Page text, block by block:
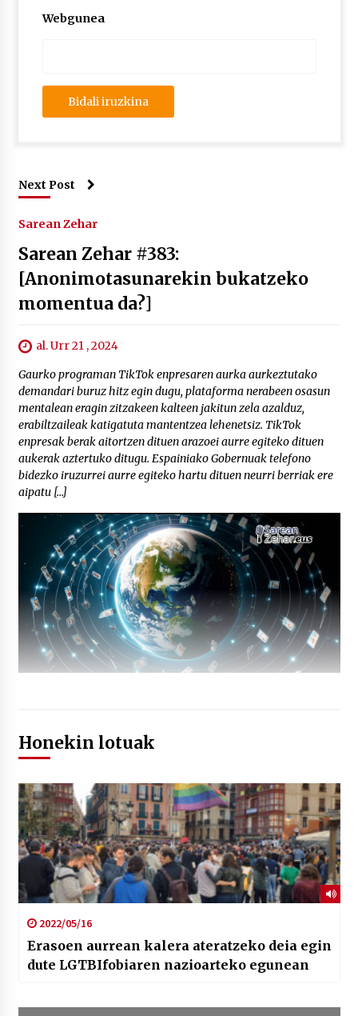
Webgunea
Next Post
Sarean Zehar
Sarean Zehar #383:
[Anonimotasunarekin bukatzeko
momentua da?]
al. Urr 21 , 2024
Gaurko programan TikTok enpresaren aurka aurkeztutako
demandari buruz hitz egin dugu, plataforma nerabeen osasun
mentalean eragin zitzakeen kalteen jakitun zela azalduz,
erabiltzaileak katigatuta mantentzea lehenetsiz. TikTok
enpresak berak aitortzen dituen arazoei aurre egiteko dituen
aukerak aztertuko ditugu. Espainiako Gobernuak telefono
bidezko iruzurrei aurre egiteko hartu dituen neurri berriak ere
aipatu […]
Honekin lotuak
2022/05/16
Erasoen aurrean kalera ateratzeko deia egin
dute LGTBIfobiaren nazioarteko egunean